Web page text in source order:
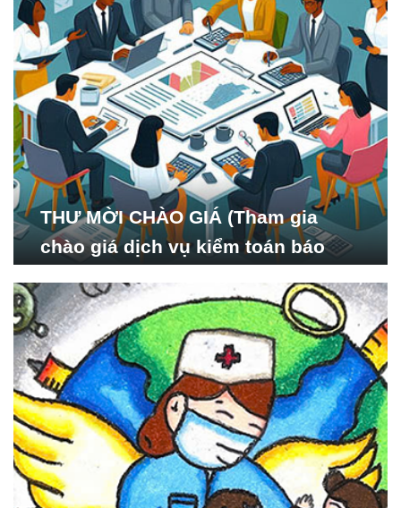
THƯ MỜI CHÀO GIÁ (Tham gia
chào giá dịch vụ kiểm toán báo
Nghiên cứu Phát triển Xã
hội_ISDS)